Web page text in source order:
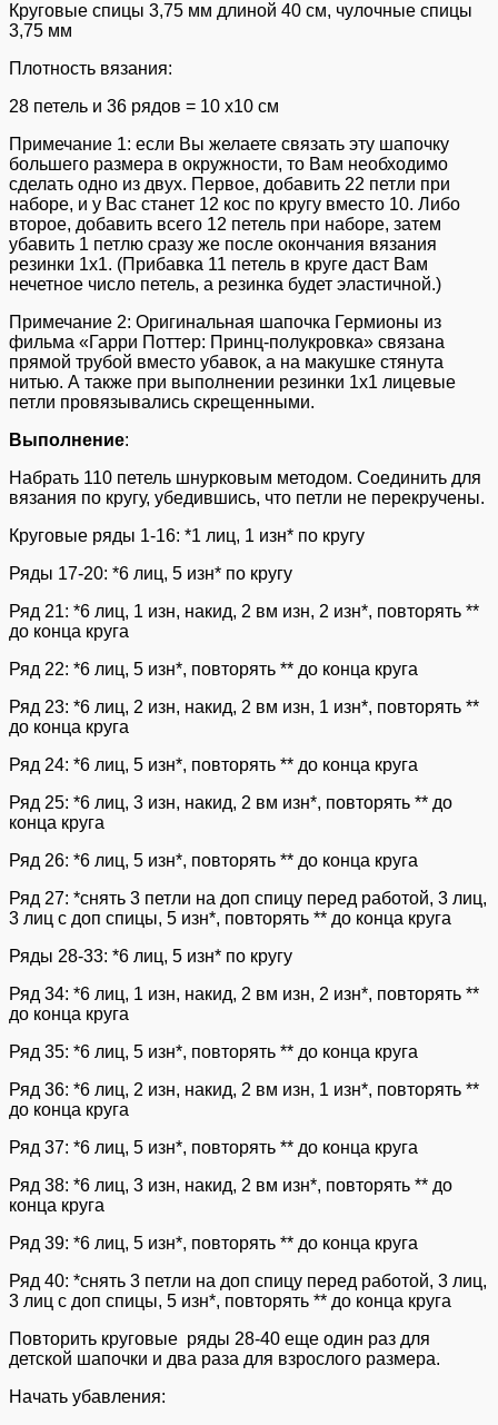
Круговые спицы 3,75 мм длиной 40 см, чулочные спицы
3,75 мм
Плотность вязания:
28 петель и 36 рядов = 10 х10 см
Примечание 1: если Вы желаете связать эту шапочку
большего размера в окружности, то Вам необходимо
сделать одно из двух. Первое, добавить 22 петли при
наборе, и у Вас станет 12 кос по кругу вместо 10. Либо
второе, добавить всего 12 петель при наборе, затем
убавить 1 петлю сразу же после окончания вязания
резинки 1х1. (Прибавка 11 петель в круге даст Вам
нечетное число петель, а резинка будет эластичной.)
Примечание 2: Оригинальная шапочка Гермионы из
фильма «Гарри Поттер: Принц-полукровка» связана
прямой трубой вместо убавок, а на макушке стянута
нитью. А также при выполнении резинки 1х1 лицевые
петли провязывались скрещенными.
Выполнение:
Набрать 110 петель шнурковым методом. Соединить для
вязания по кругу, убедившись, что петли не перекручены.
Круговые ряды 1-16: *1 лиц, 1 изн* по кругу
Ряды 17-20: *6 лиц, 5 изн* по кругу
Ряд 21: *6 лиц, 1 изн, накид, 2 вм изн, 2 изн*, повторять **
до конца круга
Ряд 22: *6 лиц, 5 изн*, повторять ** до конца круга
Ряд 23: *6 лиц, 2 изн, накид, 2 вм изн, 1 изн*, повторять **
до конца круга
Ряд 24: *6 лиц, 5 изн*, повторять ** до конца круга
Ряд 25: *6 лиц, 3 изн, накид, 2 вм изн*, повторять ** до
конца круга
Ряд 26: *6 лиц, 5 изн*, повторять ** до конца круга
Ряд 27: *снять 3 петли на доп спицу перед работой, 3 лиц,
3 лиц с доп спицы, 5 изн*, повторять ** до конца круга
Ряды 28-33: *6 лиц, 5 изн* по кругу
Ряд 34: *6 лиц, 1 изн, накид, 2 вм изн, 2 изн*, повторять **
до конца круга
Ряд 35: *6 лиц, 5 изн*, повторять ** до конца круга
Ряд 36: *6 лиц, 2 изн, накид, 2 вм изн, 1 изн*, повторять **
до конца круга
Ряд 37: *6 лиц, 5 изн*, повторять ** до конца круга
Ряд 38: *6 лиц, 3 изн, накид, 2 вм изн*, повторять ** до
конца круга
Ряд 39: *6 лиц, 5 изн*, повторять ** до конца круга
Ряд 40: *снять 3 петли на доп спицу перед работой, 3 лиц,
3 лиц с доп спицы, 5 изн*, повторять ** до конца круга
Повторить круговые ряды 28-40 еще один раз для
детской шапочки и два раза для взрослого размера.
Начать убавления: